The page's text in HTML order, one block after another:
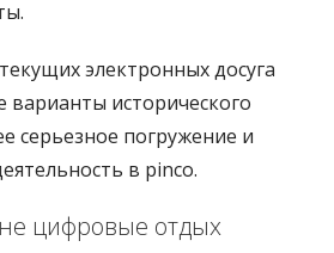
электронных досуга
варианты исторического
серьезное погружение и
в pinco.
цифровые отдых